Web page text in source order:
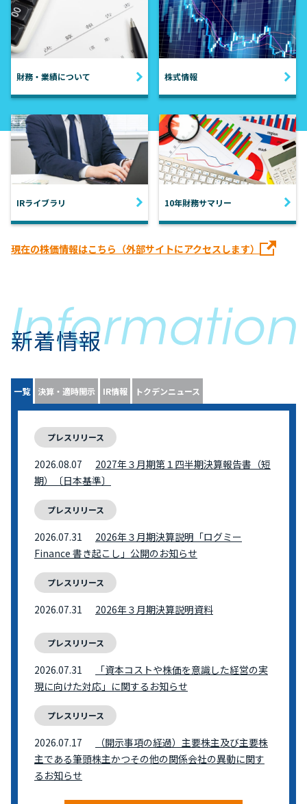
財務・業績について 株式情報
IRライブラリ 10年財務サマリー
現在の株価情報はこちら（外部サイトにアクセスします）
新着情報
一覧 決算・適時開示 IR情報 トクデンニュース
プレスリリース
2026.08.07
2027年３月期第１四半期決算報告書（短
期）〔日本基準〕
プレスリリース
2026.07.31
2026年３月期決算説明「ログミー
Finance 書き起こし」公開のお知らせ
プレスリリース
2026.07.31 2026年３月期決算説明資料
プレスリリース
2026.07.31
「資本コストや株価を意識した経営の実
現に向けた対応」に関するお知らせ
プレスリリース
2026.07.17
（開示事項の経過）主要株主及び主要株
主である筆頭株主かつその他の関係会社の異動に関す
るお知らせ